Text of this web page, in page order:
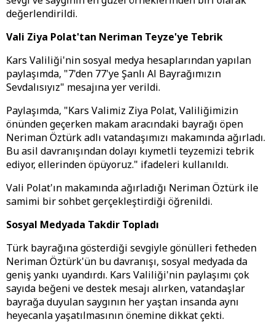
değerlendirildi.
Vali Ziya Polat'tan Neriman Teyze'ye Tebrik
Kars Valiliği'nin sosyal medya hesaplarından yapılan
paylaşımda, "7'den 77'ye Şanlı Al Bayrağımızın
Sevdalısıyız" mesajına yer verildi.
Paylaşımda, "Kars Valimiz Ziya Polat, Valiliğimizin
önünden geçerken makam aracındaki bayrağı öpen
Neriman Öztürk adlı vatandaşımızı makamında ağırladı.
Bu asil davranışından dolayı kıymetli teyzemizi tebrik
ediyor, ellerinden öpüyoruz." ifadeleri kullanıldı.
Vali Polat'ın makamında ağırladığı Neriman Öztürk ile
samimi bir sohbet gerçekleştirdiği öğrenildi.
Sosyal Medyada Takdir Topladı
Türk bayrağına gösterdiği sevgiyle gönülleri fetheden
Neriman Öztürk'ün bu davranışı, sosyal medyada da
geniş yankı uyandırdı. Kars Valiliği'nin paylaşımı çok
sayıda beğeni ve destek mesajı alırken, vatandaşlar
bayrağa duyulan saygının her yaştan insanda aynı
heyecanla yaşatılmasının önemine dikkat çekti.